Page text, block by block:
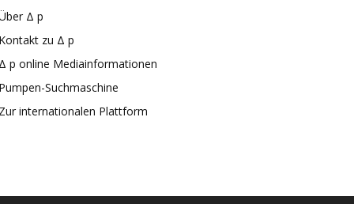
Δ p
zu Δ p
p online Mediainformationen
Suchmaschine
internationalen Plattform